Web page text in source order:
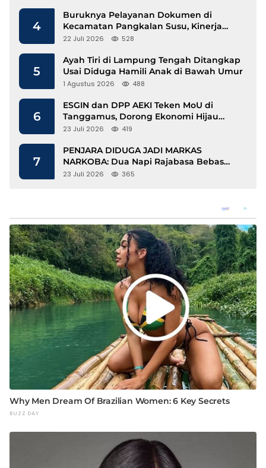
4
Buruknya Pelayanan Dokumen di
Kecamatan Pangkalan Susu, Kinerja
Disdukcapil Langkat Disorot
22 Juli 2026 528
5
Ayah Tiri di Lampung Tengah Ditangkap
Usai Diduga Hamili Anak di Bawah Umur
1 Agustus 2026 488
6
ESGIN dan DPP AEKI Teken MoU di
Tanggamus, Dorong Ekonomi Hijau
Berbasis Kopi dan Perdagangan Karbon
23 Juli 2026 419
7
PENJARA DIDUGA JADI MARKAS
NARKOBA: Dua Napi Rajabasa Bebas
Gunakan HP, Muncul Dugaan
23 Juli 2026 365